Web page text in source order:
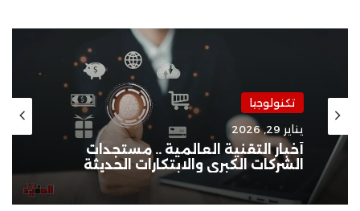
تكنولوجيا
يناير 29, 2026
أخبار التقنية العالمية .. مستجدات
الشركات الكبرى والابتكارات الحديثة